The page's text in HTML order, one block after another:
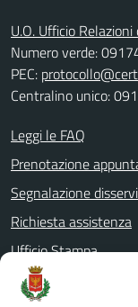
U.O. Ufficio
Numero verde:
PEC:
Centralino unico:
Leggi le FAQ
Prenotazione
Segnalazione
Richiesta assistenza
Ufficio Stampa
Amministrazione